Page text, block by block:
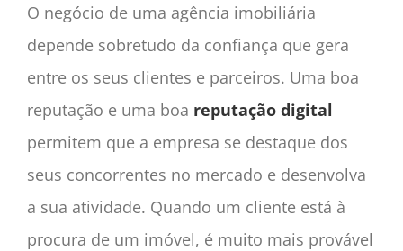
O negócio de uma agência imobiliária
depende sobretudo da confiança que gera
entre os seus clientes e parceiros. Uma boa
reputação e uma boa reputação digital
permitem que a empresa se destaque dos
seus concorrentes no mercado e desenvolva
a sua atividade. Quando um cliente está à
procura de um imóvel, é muito mais provável